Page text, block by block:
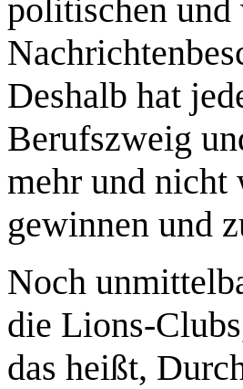
politischen
Deshalb hat
Berufszweig
mehr und nicht
gewinnen und
Noch
die Lions-
das heißt,